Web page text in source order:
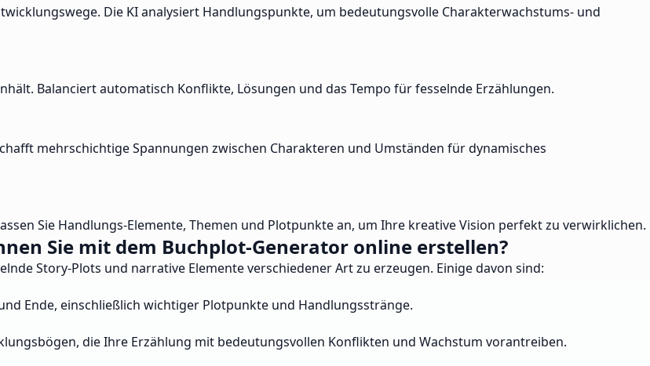
Die KI analysiert Handlungspunkte, um bedeutungsvolle Charakterwachstums- und
Balanciert automatisch Konflikte, Lösungen und das Tempo für fesselnde Erzählungen.
mehrschichtige Spannungen zwischen Charakteren und Umständen für dynamisches
Sie Handlungs-Elemente, Themen und Plotpunkte an, um Ihre kreative Vision perfekt zu verwirklichen.
Sie mit dem Buchplot-Generator online erstellen?
Story-Plots und narrative Elemente verschiedener Art zu erzeugen. Einige davon sind:
Ende, einschließlich wichtiger Plotpunkte und Handlungsstränge.
die Ihre Erzählung mit bedeutungsvollen Konflikten und Wachstum vorantreiben.